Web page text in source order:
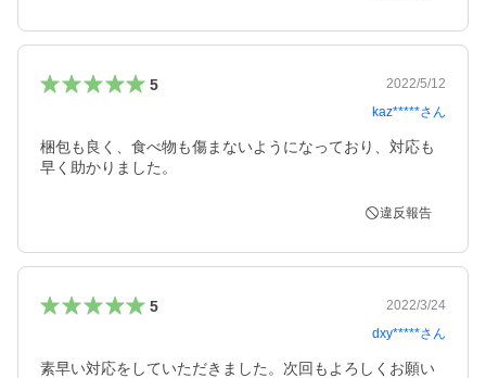
5
2022/5/12
kaz*****さん
梱包も良く、食べ物も傷まないようになっており、対応も
早く助かりました。
違反報告
5
2022/3/24
dxy*****さん
素早い対応をしていただきました。次回もよろしくお願い